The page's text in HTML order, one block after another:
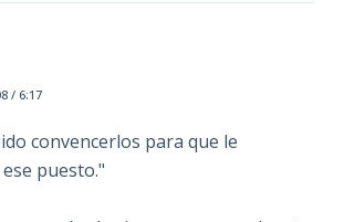
/ 6:17
convencerlos para que le
puesto."